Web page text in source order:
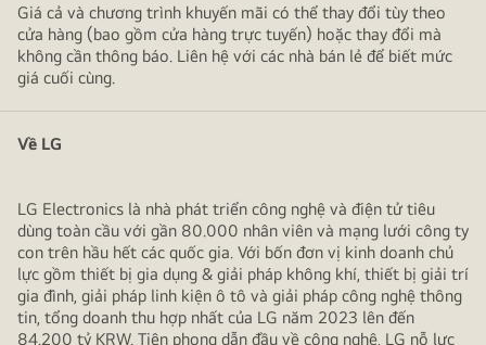
này
minh
họa
các
tượng
đầy
màu
sắc
của
ứng
dụng
Giá cả và chương trình khuyến mãi có thể thay đổi tùy theo
cửa hàng (bao gồm cửa hàng trực tuyến) hoặc thay đổi mà
không cần thông báo. Liên hệ với các nhà bán lẻ để biết mức
giá cuối cùng.
Về LG
LG Electronics là nhà phát triển công nghệ và điện tử tiêu
dùng toàn cầu với gần 80.000 nhân viên và mạng lưới công ty
con trên hầu hết các quốc gia. Với bốn đơn vị kinh doanh chủ
lực gồm thiết bị gia dụng & giải pháp không khí, thiết bị giải trí
gia đình, giải pháp linh kiện ô tô và giải pháp công nghệ thông
tin, tổng doanh thu hợp nhất của LG năm 2023 lên đến
84.200 tỷ KRW. Tiên phong dẫn đầu về công nghệ, LG nỗ lực